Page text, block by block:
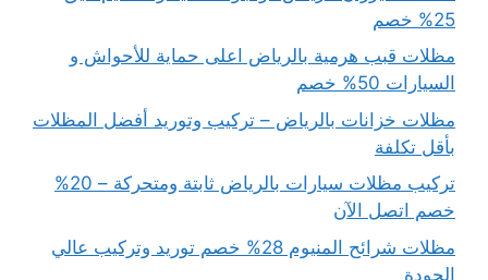
25% خصم
مظلات قبب هرمية بالرياض اعلى حماية للأحواش و
السيارات 50% خصم
مظلات خزانات بالرياض – تركيب وتوريد أفضل المظلات
بأقل تكلفة
تركيب مظلات سيارات بالرياض ثابتة ومتحركة – 20%
خصم اتصل الآن
مظلات شرائح المنيوم 28% خصم توريد وتركيب عالي
الجودة